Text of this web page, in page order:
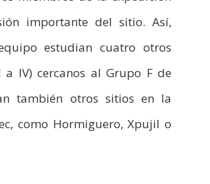
importante del sitio. Así,
estudian cuatro otros
IV) cercanos al Grupo F de
también otros sitios en la
como Hormiguero, Xpujil o